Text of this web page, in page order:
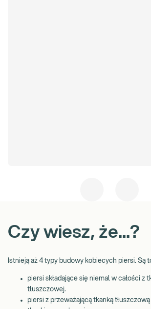
Czy wiesz, że...?
Istnieją aż 4 typy budowy kobiecych piersi. Są
piersi składające się niemal w całości z
tłuszczowej.
piersi z przeważającą tkanką